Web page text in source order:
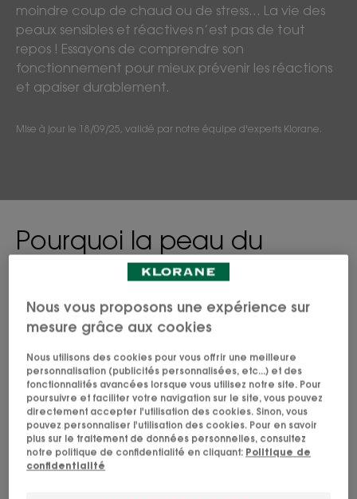
moindre coup de chaud ou de stress… La vie des
peaux sensibles et réactives n’est pas de tout
repos ! Essayons de comprendre son
fonctionnement pour mieux prévenir les réactions
et apaiser durablement.
Mise à jour le 18/09/25, validé par notre équipe d'experts Klorane.
Pourquoi la peau du
visage réagit ?
réactions quand on a la peau sensible : une
exposition au soleil un peu trop longue, des
températures basses, des rafales de vent qui
fouettent le visage… Mais il n’y a pas que la
météo ! Dès que le stress monte, votre peau vous
le fait ressentir immédiatement. C’est ce qu’on
Nous vous proposons une expérience sur
mesure grâce aux cookies
Nous utilisons des cookies pour vous offrir une meilleure
personnalisation (publicités personnalisées, etc...) et des
fonctionnalités avancées lorsque vous utilisez notre site. Pour
poursuivre et faciliter votre navigation sur le site, vous pouvez
directement accepter l'utilisation des cookies. Sinon, vous
pouvez personnaliser l'utilisation des cookies. Pour en savoir
plus sur le traitement de données personnelles, consultez
notre politique de confidentialité en cliquant: Politique de
confidentialité